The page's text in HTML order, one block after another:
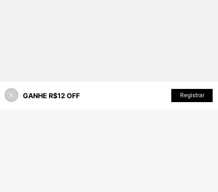
ADICIONAR AO CARRINHO
GANHE R$12 OFF Registrar